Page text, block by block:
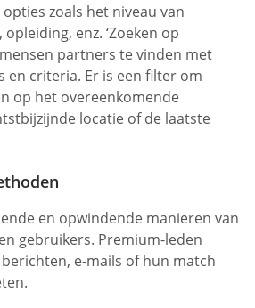
zoals het niveau van
enz. ‘Zoeken op
partners te vinden met
en criteria. Er is een filter om
op het overeenkomende
locatie of de laatste
en opwindende manieren van
gebruikers. Premium-leden
e-mails of hun match